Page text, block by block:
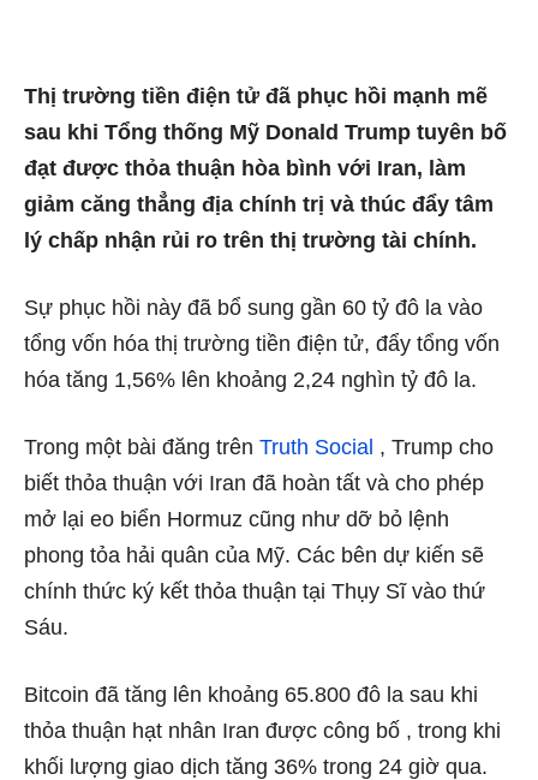
Thị trường tiền điện tử đã phục hồi mạnh mẽ
sau khi Tổng thống Mỹ Donald Trump tuyên bố
đạt được thỏa thuận hòa bình với Iran, làm
giảm căng thẳng địa chính trị và thúc đẩy tâm
lý chấp nhận rủi ro trên thị trường tài chính.
Sự phục hồi này đã bổ sung gần 60 tỷ đô la vào
tổng vốn hóa thị trường tiền điện tử, đẩy tổng vốn
hóa tăng 1,56% lên khoảng 2,24 nghìn tỷ đô la.
Trong một bài đăng trên Truth Social , Trump cho
biết thỏa thuận với Iran đã hoàn tất và cho phép
mở lại eo biển Hormuz cũng như dỡ bỏ lệnh
phong tỏa hải quân của Mỹ. Các bên dự kiến ​​sẽ
chính thức ký kết thỏa thuận tại Thụy Sĩ vào thứ
Sáu.
Bitcoin đã tăng lên khoảng 65.800 đô la sau khi
thỏa thuận hạt nhân Iran được công bố , trong khi
khối lượng giao dịch tăng 36% trong 24 giờ qua.